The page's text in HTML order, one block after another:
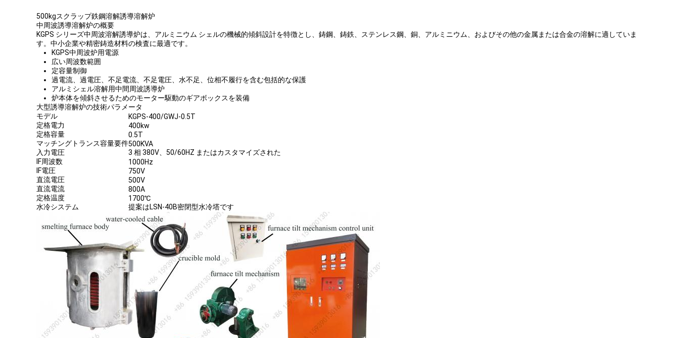
500kgスクラップ鉄鋼溶解誘導溶解炉
中周波誘導溶解炉の概要
KGPS シリーズ中周波溶解誘導炉は、アルミニウム シェルの機械的傾斜設計を特徴とし、鋳鋼、鋳鉄、ステンレス鋼、銅、アルミニウム、およびその他の金属または合金の溶解に適していま
す。中小企業や精密鋳造材料の検査に最適です。
KGPS中周波炉用電源
広い周波数範囲
定容量制御
過電流、過電圧、不足電流、不足電圧、水不足、位相不履行を含む包括的な保護
アルミシェル溶解用中間周波誘導炉
炉本体を傾斜させるためのモーター駆動のギアボックスを装備
大型誘導溶解炉の技術パラメータ
モデル
KGPS-400/GWJ-0.5T
定格電力
400kw
定格容量
0.5T
マッチングトランス容量要件500KVA
入力電圧
3 相 380V、50/60HZ またはカスタマイズされた
IF周波数
1000Hz
IF電圧
750V
直流電圧
500V
直流電流
800A
定格温度
1700℃
水冷システム
提案はLSN-40B密閉型水冷塔です